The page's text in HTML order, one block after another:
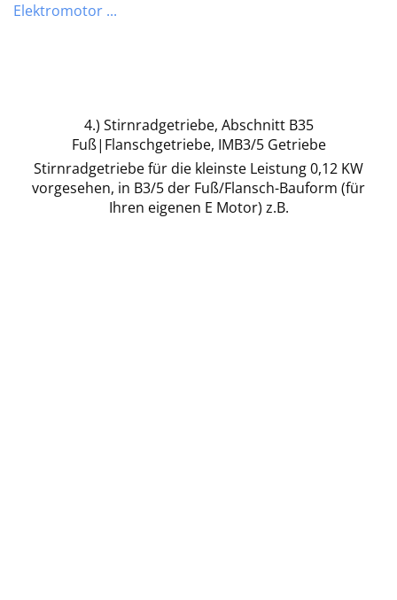
Elektromotor ...
4.) Stirnradgetriebe, Abschnitt B35
Fuß|Flanschgetriebe, IMB3/5 Getriebe
Stirnradgetriebe für die kleinste Leistung 0,12 KW
vorgesehen, in B3/5 der Fuß/Flansch-Bauform (für
Ihren eigenen E Motor) z.B.